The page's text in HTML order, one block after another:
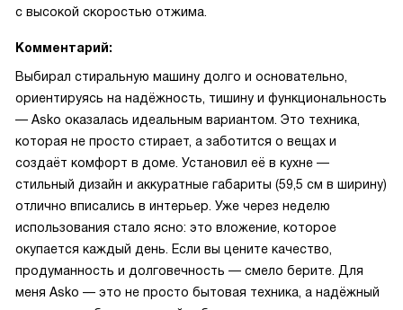
с высокой скоростью отжима.
Комментарий:
Выбирал стиральную машину долго и основательно,
ориентируясь на надёжность, тишину и функциональность
— Asko оказалась идеальным вариантом. Это техника,
которая не просто стирает, а заботится о вещах и
создаёт комфорт в доме. Установил её в кухне —
стильный дизайн и аккуратные габариты (59,5 см в ширину)
отлично вписались в интерьер. Уже через неделю
использования стало ясно: это вложение, которое
окупается каждый день. Если вы цените качество,
продуманность и долговечность — смело берите. Для
меня Asko — это не просто бытовая техника, а надёжный